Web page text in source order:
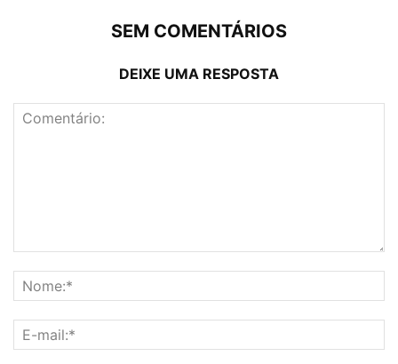
SEM COMENTÁRIOS
DEIXE UMA RESPOSTA